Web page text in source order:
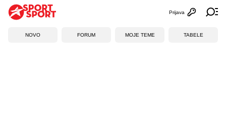
Otvori
Prijava
NOVO FORUM MOJE TEME TABELE